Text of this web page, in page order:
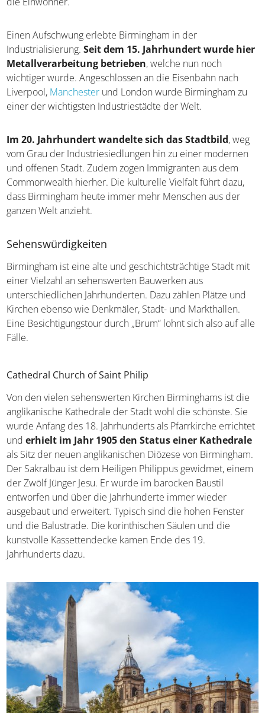
Einen Aufschwung erlebte Birmingham in der
Industrialisierung.Seit dem 15. Jahrhundert wurde
hier Metallverarbeitung betrieben , welche nun noch
wichtiger wurde. Angeschlossen an die Eisenbahn nach
Liverpool, Manchester
und London wurde Birmingham zu
einer der wichtigsten Industriestädte der Welt.
Im 20. Jahrhundert wandelte sich das Stadtbild
weg vom Grau der Industriesiedlungen hin zu einer
modernen und offenen Stadt. Zudem zogen Immigranten
aus dem Commonwealth hierher. Die kulturelle Vielfalt
führt dazu, dass Birmingham heute immer mehr
Menschen aus der ganzen Welt anzieht.
Sehenswürdigkeiten
Birmingham ist eine alte und geschichtsträchtige Stadt
mit einer Vielzahl an sehenswerten Bauwerken aus
unterschiedlichen Jahrhunderten. Dazu zählen Plätze und
Kirchen ebenso wie Denkmäler, Stadt- und Markthallen.
Eine Besichtigungstour durch „Brum“ lohnt sich also auf
alle Fälle.
Cathedral Church of Saint Philip
Von den vielen sehenswerten Kirchen Birminghams ist
die anglikanische Kathedrale der Stadt wohl die schönste.
Sie wurde Anfang des 18. Jahrhunderts als Pfarrkirche
errichtet underhielt im Jahr 1905 den Status einer
Kathedrale
als Sitz der neuen anglikanischen Diözese
von Birmingham. Der Sakralbau ist dem Heiligen
Philippus gewidmet, einem der Zwölf Jünger Jesu. Er
wurde im barocken Baustil entworfen und über die
Jahrhunderte immer wieder ausgebaut und erweitert.
Typisch sind die hohen Fenster und die Balustrade. Die
korinthischen Säulen und die kunstvolle Kassettendecke
kamen Ende des 19. Jahrhunderts dazu.